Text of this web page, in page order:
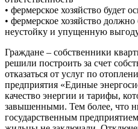
• фермерское хозяйство будет
• фермерское хозяйство
неустойку и упущенную
Граждане – собственники
решили построить за счет
отказаться от услуг по
предприятия «Единые
качество энергии и тарифы,
завышенными. Тем более, что
государственным